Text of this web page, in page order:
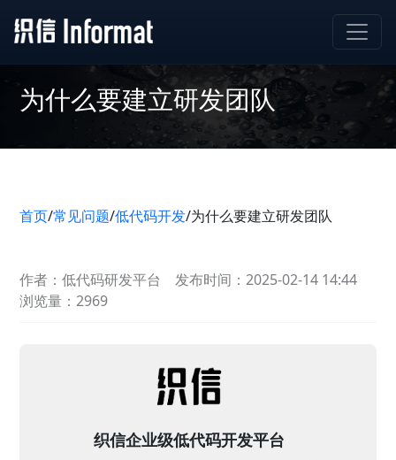
为什么要建立研发团队
首页/常见问题/低代码开发/为什么要建立研发团队
作者：低代码研发平台
发布时间：2025-02-14 14:44
浏览量：2969
织信企业级低代码开发平台